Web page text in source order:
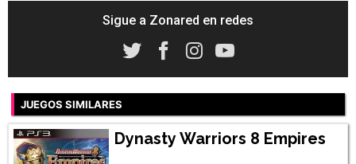
Sigue a Zonared en redes
JUEGOS SIMILARES
Dynasty Warriors 8 Empires